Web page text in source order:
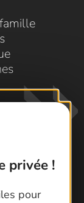
privée !
pour